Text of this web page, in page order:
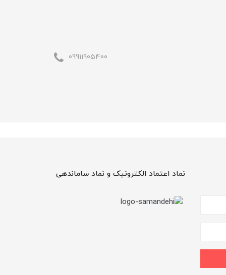
09911905400
نماد اعتماد الکترونیک و نماد ساماندهی